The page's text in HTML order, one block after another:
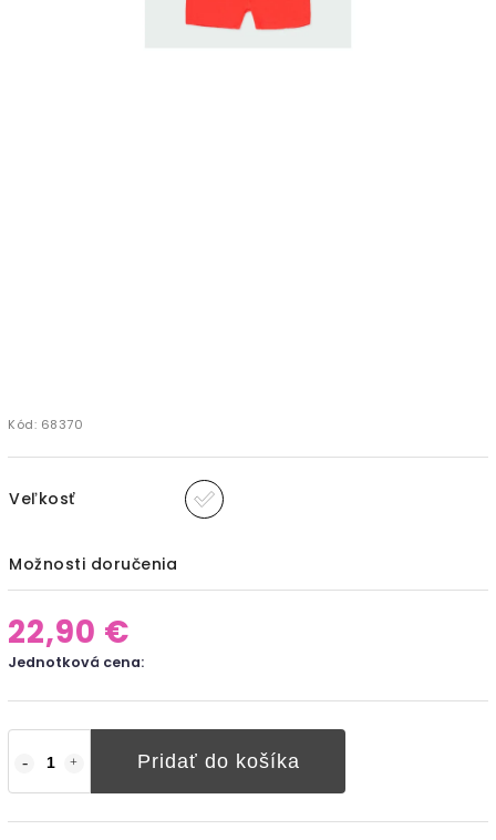
Kód: 68370
Veľkosť
Možnosti doručenia
22,90 €
Jednotková cena:
Pridať do košíka